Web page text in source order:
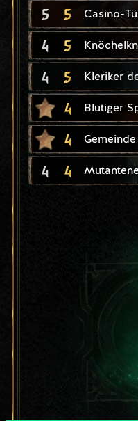
5 5 Casino-
4 5
4 5 Kleriker
4 Blutiger
4 Gemeinde
4 4